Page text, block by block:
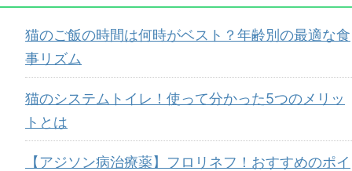
猫のご飯の時間は何時がベスト？年齢別の最適な食
事リズム
猫のシステムトイレ！使って分かった5つのメリッ
トとは
【アジソン病治療薬】フロリネフ！おすすめのポイ